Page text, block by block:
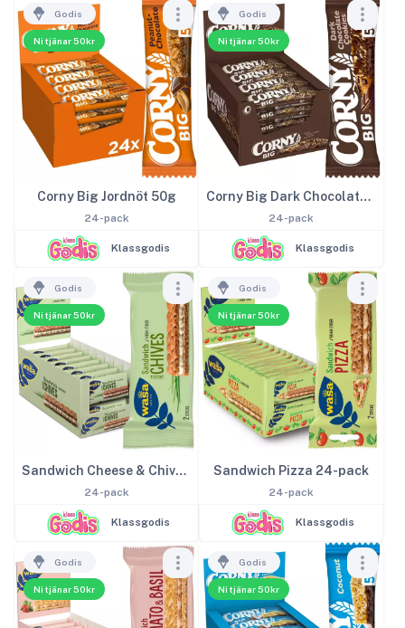
Ni tjänar 50kr
Godis
Corny Big Jordnöt 50g
24-pack
Klassgodis
Ni tjänar 50kr
Godis
Corny Big Dark Chocolate 50g
24-pack
Klassgodis
Ni tjänar 50kr
Godis
Sandwich Cheese & Chives 24-pack
24-pack
Klassgodis
Ni tjänar 50kr
Godis
Sandwich Pizza 24-pack
24-pack
Klassgodis
Ni tjänar 50kr
Godis
Ni tjänar 50kr
Godis